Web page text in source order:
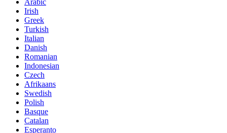
Arabic
Irish
Greek
Turkish
Italian
Danish
Romanian
Indonesian
Czech
Afrikaans
Swedish
Polish
Basque
Catalan
Esperanto